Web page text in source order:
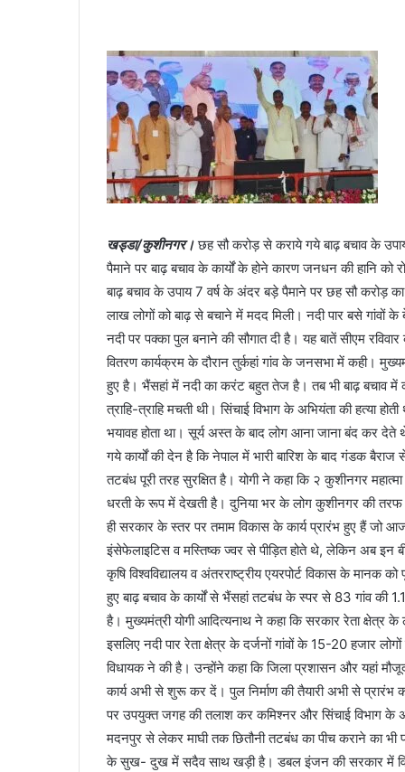
खड्डा/कुशीनगर।छह सौ करोड़ से कराये गये बाढ़ बचाव के
पैमाने पर बाढ़ बचाव के कार्यों के होने कारण जनधन की हानि
बाढ़ बचाव के उपाय 7 वर्ष के अंदर बड़े पैमाने पर छह सौ करोड़
लाख लोगों को बाढ़ से बचाने में मदद मिली। नदी पार बसे गांवों
नदी पर पक्का पुल बनाने की सौगात दी है। यह बातें सीएम
वितरण कार्यक्रम के दौरान तुर्कहां गांव के जनसभा में कही।
हुए है। भैंसहां में नदी का करंट बहुत तेज है। तब भी बाढ़ बचाव में
त्राहि-त्राहि मचती थी। सिंचाई विभाग के अभियंता की हत्या
भयावह होता था। सूर्य अस्त के बाद लोग आना जाना बंद कर
गये कार्यों की देन है कि नेपाल में भारी बारिश के बाद गंडक
तटबंध पूरी तरह सुरक्षित है। योगी ने कहा कि २ कुशीनगर
धरती के रूप में देखती है। दुनिया भर के लोग कुशीनगर की तरफ
ही सरकार के स्तर पर तमाम विकास के कार्य प्रारंभ हुए हैं जो
इंसेफेलाइटिस व मस्तिष्क ज्वर से पीड़ित होते थे, लेकिन अब इन
कृषि विश्वविद्यालय व अंतरराष्ट्रीय एयरपोर्ट विकास के
हुए बाढ़ बचाव के कार्यों से भैंसहां तटबंध के स्पर से 83 गांव की
है। मुख्यमंत्री योगी आदित्यनाथ ने कहा कि सरकार रेता क्षेत्र
इसलिए नदी पार रेता क्षेत्र के दर्जनों गांवों के 15-20 हजार
विधायक ने की है। उन्होंने कहा कि जिला प्रशासन और यहां
कार्य अभी से शुरू कर दें। पुल निर्माण की तैयारी अभी से प्रारंभ
पर उपयुक्त जगह की तलाश कर कमिश्नर और सिंचाई विभाग के
मदनपुर से लेकर माघी तक छितौनी तटबंध का पीच कराने का
के सुख- दुख में सदैव साथ खड़ी है। डबल इंजन की सरकार में विकास